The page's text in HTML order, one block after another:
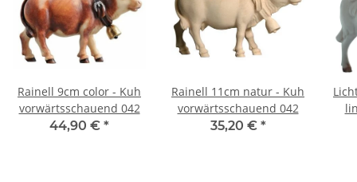
Rainell 9cm color - Kuh
vorwärtsschauend 042
44,90 € *
Rainell 11cm natur - Kuh
vorwärtsschauend 042
35,20 € *